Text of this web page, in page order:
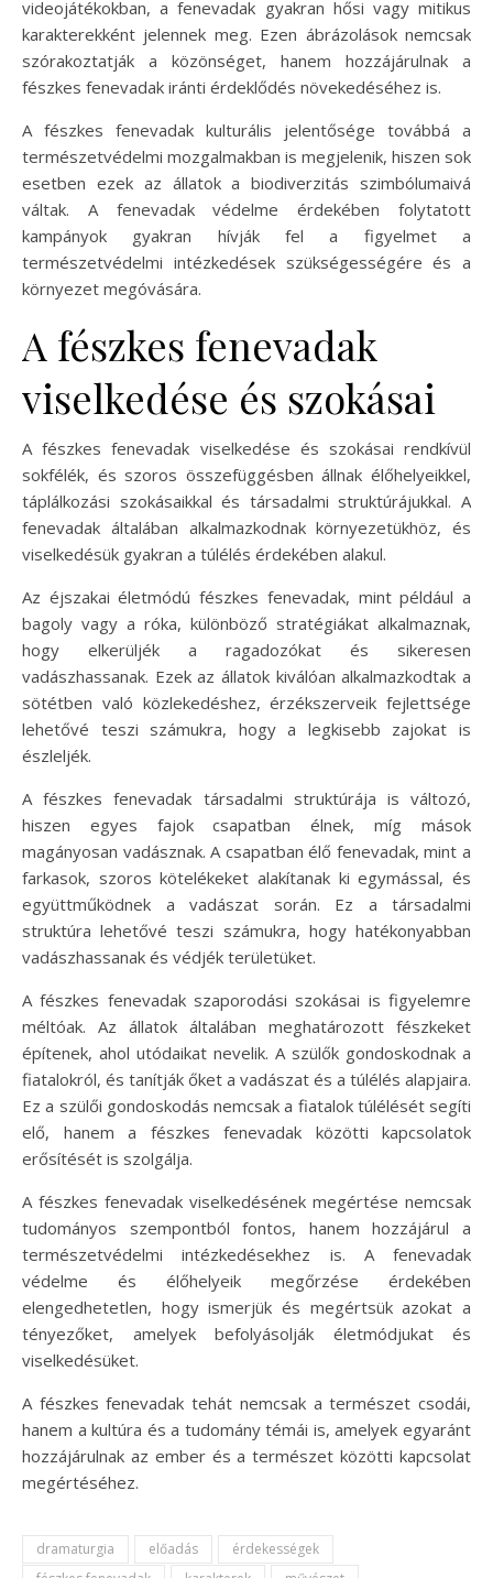
videojátékokban, a fenevadak gyakran hősi vagy mitikus
karakterekként jelennek meg. Ezen ábrázolások nemcsak
szórakoztatják a közönséget, hanem hozzájárulnak a
fészkes fenevadak iránti érdeklődés növekedéséhez is.
A fészkes fenevadak kulturális jelentősége továbbá a
természetvédelmi mozgalmakban is megjelenik, hiszen sok
esetben ezek az állatok a biodiverzitás szimbólumaivá
váltak. A fenevadak védelme érdekében folytatott
kampányok gyakran hívják fel a figyelmet a
természetvédelmi intézkedések szükségességére és a
környezet megóvására.
A fészkes fenevadak
viselkedése és szokásai
A fészkes fenevadak viselkedése és szokásai rendkívül
sokfélék, és szoros összefüggésben állnak élőhelyeikkel,
táplálkozási szokásaikkal és társadalmi struktúrájukkal. A
fenevadak általában alkalmazkodnak környezetükhöz, és
viselkedésük gyakran a túlélés érdekében alakul.
Az éjszakai életmódú fészkes fenevadak, mint például a
bagoly vagy a róka, különböző stratégiákat alkalmaznak,
hogy elkerüljék a ragadozókat és sikeresen
vadászhassanak. Ezek az állatok kiválóan alkalmazkodtak a
sötétben való közlekedéshez, érzékszerveik fejlettsége
lehetővé teszi számukra, hogy a legkisebb zajokat is
észleljék.
A fészkes fenevadak társadalmi struktúrája is változó,
hiszen egyes fajok csapatban élnek, míg mások
magányosan vadásznak. A csapatban élő fenevadak, mint a
farkasok, szoros kötelékeket alakítanak ki egymással, és
együttműködnek a vadászat során. Ez a társadalmi
struktúra lehetővé teszi számukra, hogy hatékonyabban
vadászhassanak és védjék területüket.
A fészkes fenevadak szaporodási szokásai is figyelemre
méltóak. Az állatok általában meghatározott fészkeket
építenek, ahol utódaikat nevelik. A szülők gondoskodnak a
fiatalokról, és tanítják őket a vadászat és a túlélés alapjaira.
Ez a szülői gondoskodás nemcsak a fiatalok túlélését segíti
elő, hanem a fészkes fenevadak közötti kapcsolatok
erősítését is szolgálja.
A fészkes fenevadak viselkedésének megértése nemcsak
tudományos szempontból fontos, hanem hozzájárul a
természetvédelmi intézkedésekhez is. A fenevadak
védelme és élőhelyeik megőrzése érdekében
elengedhetetlen, hogy ismerjük és megértsük azokat a
tényezőket, amelyek befolyásolják életmódjukat és
viselkedésüket.
A fészkes fenevadak tehát nemcsak a természet csodái,
hanem a kultúra és a tudomány témái is, amelyek egyaránt
hozzájárulnak az ember és a természet közötti kapcsolat
megértéséhez.
dramaturgia előadás
érdekességek